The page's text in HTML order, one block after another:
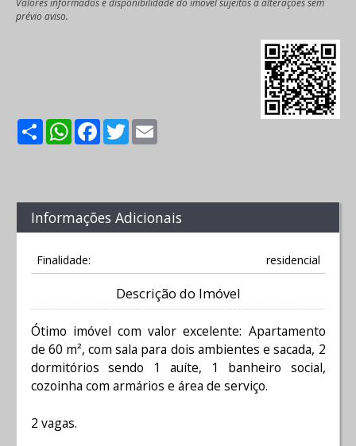
prévio aviso.
ShareWhatsApp
Facebook
Twitter
Informações Adicionais
Finalidade: residencial
Descrição do Imóvel
Ótimo imóvel com valor excelente: Apartamento
de 60 m², com sala para dois ambientes e sacada, 2
dormitórios sendo 1 auíte, 1 banheiro social,
cozoinha com armários e área de serviço.
2 vagas.